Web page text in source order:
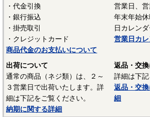
■ポリアミド（ナイロン、PA）
〇連続使用温度PA6-65℃/PA66-75℃（UL
UL94 V-2
結晶性のエンジニアリングプラスチック
で摩擦係数が小さく、しかも耐摩耗性で、
ています。耐油性、耐薬品性もよいので機
料でありますが、吸湿性が高いので設計上
らないという問題点もあります。
■ポリスライダー
・代金引換
・銀行振込
・掛売取引
・クレジットカード
商品代金のお支払いについて
営業日、営
年末年始
日カレン
営業日カ
出荷について
通常の商品（ネジ類）は、２～
３営業日で出荷いたします。詳
細は下記をご覧ください。
納期に関する詳細
返品・交
詳細は下記
返品・交
細